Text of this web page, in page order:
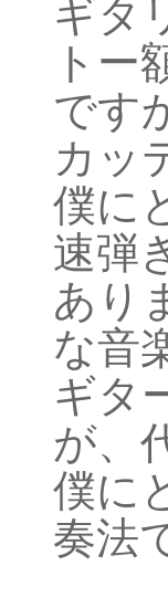
ギタ
トー
です
カッ
僕に
速弾
あり
な音
ギタ
が、
僕に
奏法